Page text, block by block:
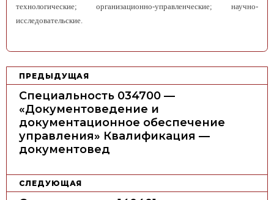
технологические; организационно-управленческие; научно-
исследовательские.
Н
ц
и
ПРЕДЫДУЩАЯ
Специальность 034700 —
«Документоведение и
документационное обеспечение
управления» Квалификация —
документовед
СЛЕДУЮЩАЯ